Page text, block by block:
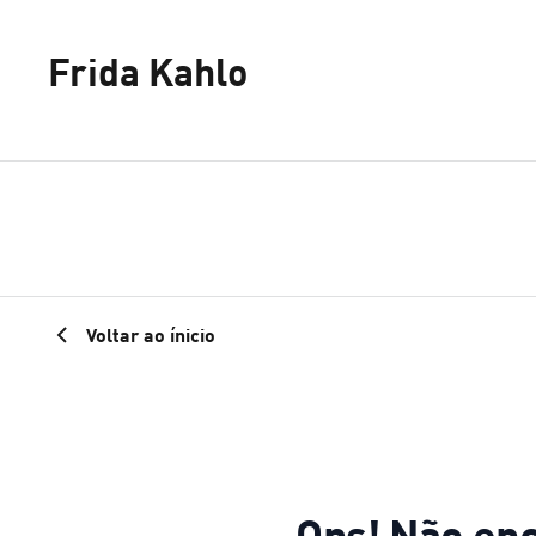
Frida Kahlo
Voltar ao ínicio